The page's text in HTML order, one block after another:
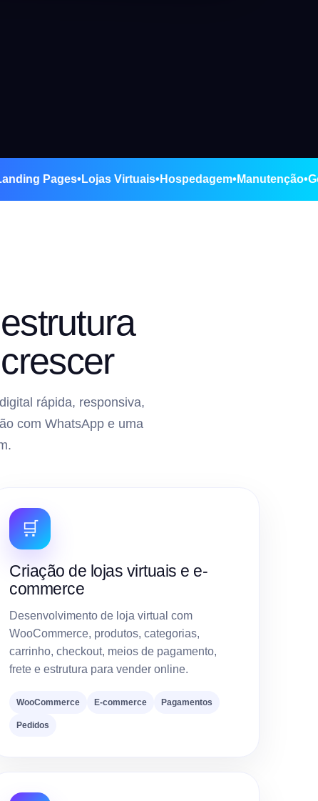
•Landing Pages•Lojas Virtuais•Hospedagem•
rápida, responsiva,
com WhatsApp e uma
🛒
Criação de lojas virtuais e e-
commerce
Desenvolvimento de loja virtual com
WooCommerce, produtos, categorias,
carrinho, checkout, meios de pagamento,
frete e estrutura para vender online.
WooCommerce E-commerce Pagamentos
Pedidos